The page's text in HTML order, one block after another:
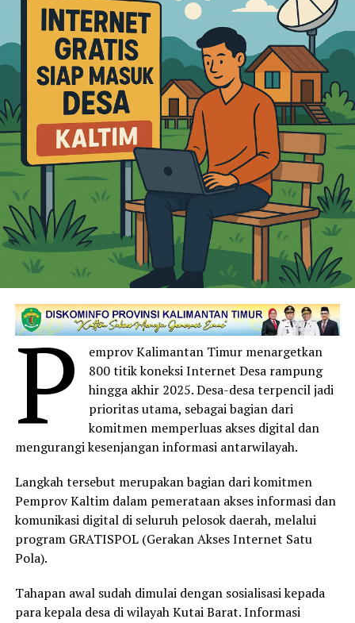
P
emprov Kalimantan Timur menargetkan
800 titik koneksi Internet Desa rampung
hingga akhir 2025. Desa-desa terpencil jadi
prioritas utama, sebagai bagian dari
komitmen memperluas akses digital dan
mengurangi kesenjangan informasi antarwilayah.
Langkah tersebut merupakan bagian dari komitmen
Pemprov Kaltim dalam pemerataan akses informasi dan
komunikasi digital di seluruh pelosok daerah, melalui
program GRATISPOL (Gerakan Akses Internet Satu
Pola).
Tahapan awal sudah dimulai dengan sosialisasi kepada
para kepala desa di wilayah Kutai Barat. Informasi